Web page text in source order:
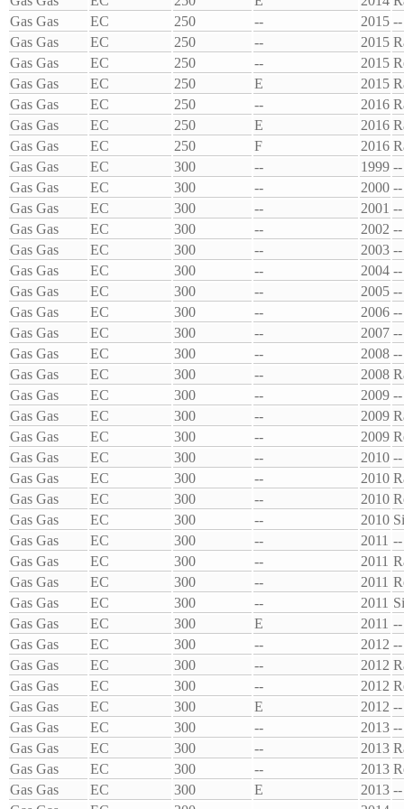
Gas Gas
EC 250 -- 2015 --
Gas Gas
EC 250 -- 2015
Gas Gas
EC 250 -- 2015
Gas Gas
EC 250 E 2015
Gas Gas
EC 250 -- 2016
Gas Gas
EC 250 E 2016
Gas Gas
EC 250 F 2016
Gas Gas
EC 300 -- 1999 --
Gas Gas
EC 300 -- 2000 --
Gas Gas
EC 300 -- 2001 --
Gas Gas
EC 300 -- 2002 --
Gas Gas
EC 300 -- 2003 --
Gas Gas
EC 300 -- 2004 --
Gas Gas
EC 300 -- 2005 --
Gas Gas
EC 300 -- 2006 --
Gas Gas
EC 300 -- 2007 --
Gas Gas
EC 300 -- 2008 --
Gas Gas
EC 300 -- 2008
Gas Gas
EC 300 -- 2009 --
Gas Gas
EC 300 -- 2009
Gas Gas
EC 300 -- 2009
Gas Gas
EC 300 -- 2010 --
Gas Gas
EC 300 -- 2010
Gas Gas
EC 300 -- 2010
Gas Gas
EC 300 -- 2010
Gas Gas
EC 300 -- 2011 --
Gas Gas
EC 300 -- 2011
Gas Gas
EC 300 -- 2011
Gas Gas
EC 300 -- 2011
Gas Gas
EC 300 E 2011 --
Gas Gas
EC 300 -- 2012 --
Gas Gas
EC 300 -- 2012
Gas Gas
EC 300 -- 2012
Gas Gas
EC 300 E 2012 --
Gas Gas
EC 300 -- 2013 --
Gas Gas
EC 300 -- 2013
Gas Gas
EC 300 -- 2013
Gas Gas
EC 300 E 2013 --